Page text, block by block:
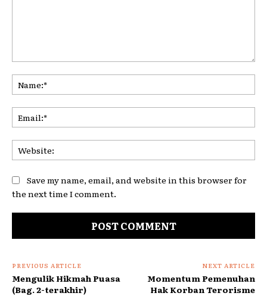
Save my name, email, and website in this browser for
the next time I comment.
PREVIOUS ARTICLE
Mengulik Hikmah Puasa
(Bag. 2-terakhir)
NEXT ARTICLE
Momentum Pemenuhan
Hak Korban Terorisme